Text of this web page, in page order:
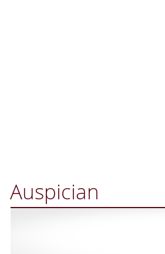
Auspician